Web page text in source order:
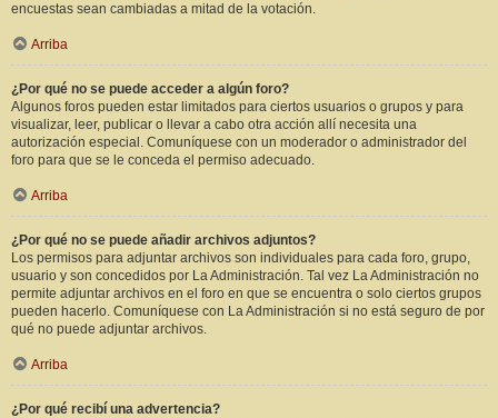
encuestas sean cambiadas a mitad de la votación.
Arriba
¿Por qué no se puede acceder a algún foro?
Algunos foros pueden estar limitados para ciertos usuarios o grupos y para
visualizar, leer, publicar o llevar a cabo otra acción allí necesita una
autorización especial. Comuníquese con un moderador o administrador del
foro para que se le conceda el permiso adecuado.
Arriba
¿Por qué no se puede añadir archivos adjuntos?
Los permisos para adjuntar archivos son individuales para cada foro, grupo,
usuario y son concedidos por La Administración. Tal vez La Administración no
permite adjuntar archivos en el foro en que se encuentra o solo ciertos grupos
pueden hacerlo. Comuníquese con La Administración si no está seguro de por
qué no puede adjuntar archivos.
Arriba
¿Por qué recibí una advertencia?